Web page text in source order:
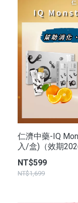
仁濟中藥-IQ
入/盒)（效期
NT$599
NT$1,699